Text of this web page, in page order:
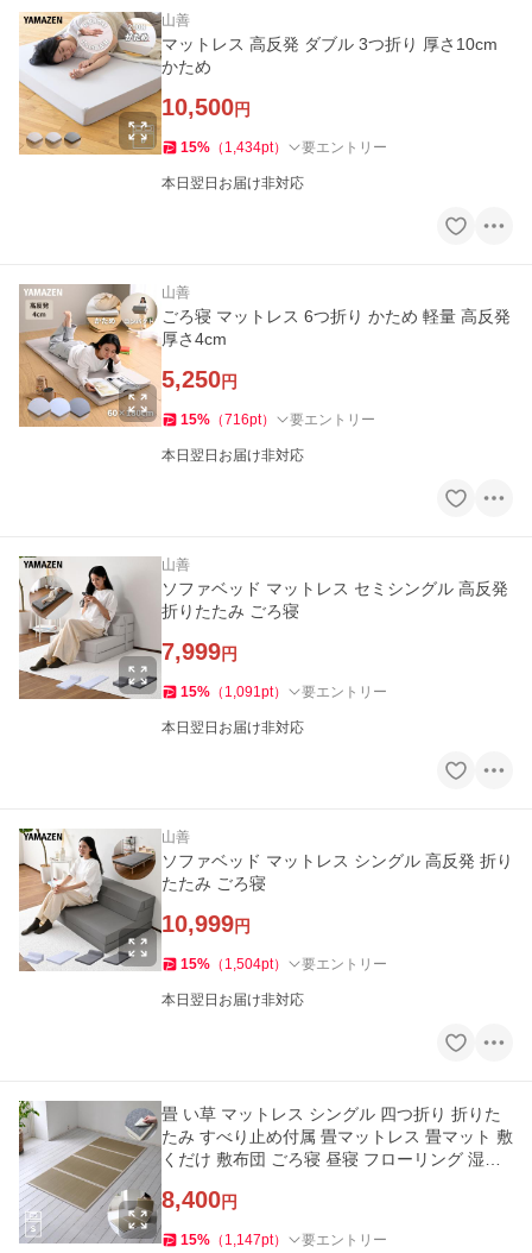
山善
マットレス 高反発 ダブル 3つ折り 厚さ10cm
かため
10,500円
15% （ 1,434pt） 要エントリー
本日翌日お届け非対応
山善
ごろ寝 マットレス 6つ折り かため 軽量 高反発
厚さ4cm
5,250円
15% （716pt） 要エントリー
本日翌日お届け非対応
山善
ソファベッド マットレス セミシングル 高反発
折りたたみ ごろ寝
7,999円
15% （ 1,091 pt） 要エントリー
本日翌日お届け非対応
山善
ソファベッド マットレス シングル 高反発 折り
たたみ ごろ寝
10,999円
15% （ 1,504pt） 要エントリー
本日翌日お届け非対応
畳 い草 マットレス シングル 四つ折り 折りた
たみ すべり止め付属 畳マットレス 畳マット 敷
くだけ 敷布団 ごろ寝 昼寝 フローリング 湿気
8,400円
15% （ 1,147pt） 要エントリー